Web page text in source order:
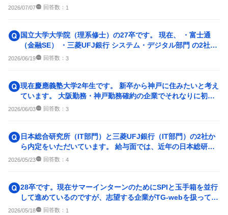
コピーしますか
2026/07/07 回答数： 1
国立大学大学院（理系修士）の27卒です。 現在、 ・富士通
（金融SE） ・三菱UFJ銀行 システム・デジタル部門 の2社で
悩んで...
2026/06/19 回答数： 3
現在慶應義塾大学2年生です。 新卒から神戸に住みたいと考え
ています。 大阪勤務・神戸勤務確約の企業でそれなりに初任
給が高い(できれば3...
2026/06/03 回答数： 3
日本総合研究所（IT部門）と三菱UFJ銀行（IT部門）の2社か
ら内定をいただいています。 給与面では、近年の日本総研は3
0歳で年収1,...
2026/05/23 回答数： 4
28卒です。現在サマーインターンのためにSPIと玉手箱を並行
して進めているのですが、志望する企業がTG-webを扱ってい
ることがたまに...
2026/05/18 回答数： 1